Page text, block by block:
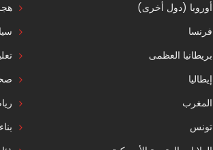
أوروبا (دول أخرى)
فرنسا
بريطانيا العظمى
إيطاليا
المغرب
تونس